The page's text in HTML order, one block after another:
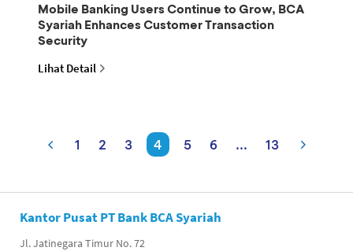
Mobile Banking Users Continue to Grow, BCA
Syariah Enhances Customer Transaction
Security
Lihat Detail
1 2 3 4 5 6 ... 13
Kantor Pusat PT Bank BCA Syariah
Jl. Jatinegara Timur No. 72